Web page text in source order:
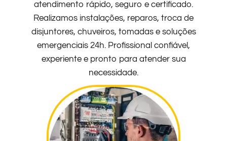
atendimento rápido, seguro e certificado.
Realizamos instalações, reparos, troca de
disjuntores, chuveiros, tomadas e soluções
emergenciais 24h. Profissional confiável,
experiente e pronto para atender sua
necessidade.